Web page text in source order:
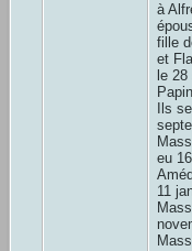
à
fille
et
le
Ils
eu
11